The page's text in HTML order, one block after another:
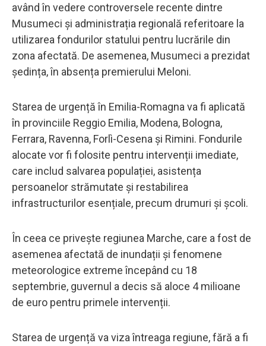
având în vedere controversele recente dintre
Musumeci și administrația regională referitoare la
utilizarea fondurilor statului pentru lucrările din
zona afectată. De asemenea, Musumeci a prezidat
ședința, în absența premierului Meloni.
Starea de urgență în Emilia-Romagna va fi aplicată
în provinciile Reggio Emilia, Modena, Bologna,
Ferrara, Ravenna, Forlì-Cesena și Rimini. Fondurile
alocate vor fi folosite pentru intervenții imediate,
care includ salvarea populației, asistența
persoanelor strămutate și restabilirea
infrastructurilor esențiale, precum drumuri și școli.
În ceea ce privește regiunea Marche, care a fost de
asemenea afectată de inundații și fenomene
meteorologice extreme începând cu 18
septembrie, guvernul a decis să aloce 4 milioane
de euro pentru primele intervenții.
Starea de urgență va viza întreaga regiune, fără a fi